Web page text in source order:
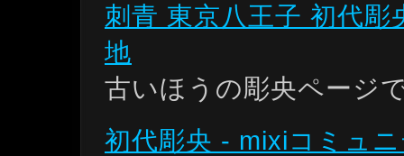
刺青 東京八王子 初代
地
古いほうの彫央ページ
初代彫央 - mixiコミュ